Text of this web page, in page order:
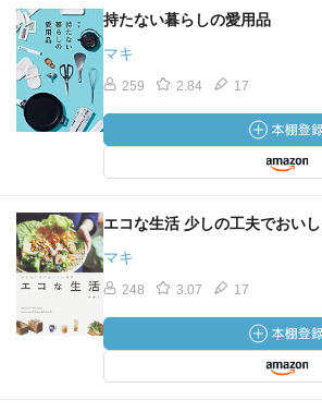
持たない暮らしの愛用品
マキ
259 2.84 17
エコな生活 少しの工夫でおいし
マキ
248 3.07 17